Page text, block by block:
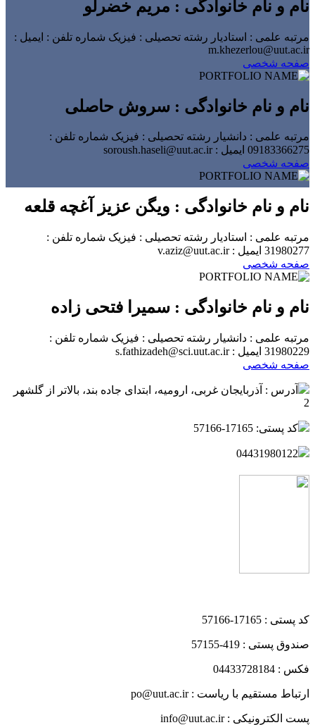
نام و نام خانوادگی : مریم خضرلو
مرتبه علمی : استادیار رشته تحصیلی : فیزیک شماره تلفن : ایمیل :
m.khezerlou@uut.ac.ir
صفحه شخصی
نام و نام خانوادگی : سروش حاصلی
مرتبه علمی : دانشیار رشته تحصیلی : فیزیک شماره تلفن :
09183366275 ایمیل : soroush.haseli@uut.ac.ir
صفحه شخصی
نام و نام خانوادگی : ویگن عزیز آغچه قلعه
مرتبه علمی : استادیار رشته تحصیلی : فیزیک شماره تلفن :
31980277 ایمیل : v.aziz@uut.ac.ir
صفحه شخصی
نام و نام خانوادگی : سمیرا فتحی زاده
مرتبه علمی : دانشیار رشته تحصیلی : فیزیک شماره تلفن :
31980229 ایمیل : s.fathizadeh@sci.uut.ac.ir
صفحه شخصی
آدرس : آذربایجان غربی، ارومیه، ابتدای جاده بند، بالاتر از گلشهر
2
کد پستی: 17165-57166
04431980122
کد پستی : 17165-57166
صندوق پستی : 419-57155
فکس : 04433728184
ارتباط مستقیم با ریاست : po@uut.ac.ir
پست الکترونیکی : info@uut.ac.ir